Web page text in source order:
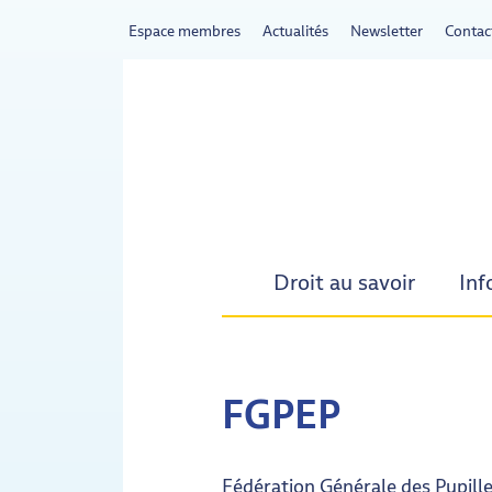
Espace membres Actualités Newsletter
Droit au savoir
- Actif
FGPEP
Fédération Générale des